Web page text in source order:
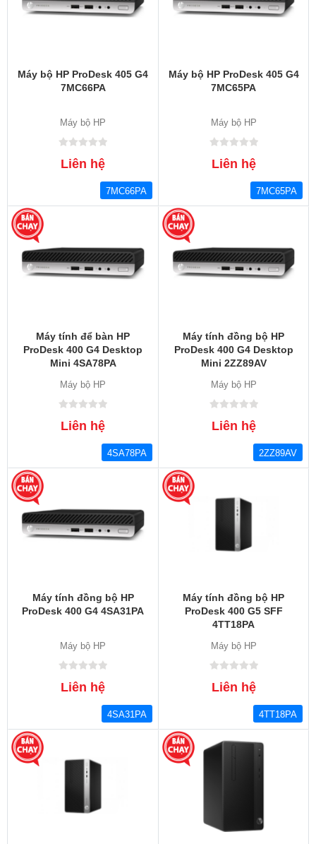
Máy bộ HP ProDesk 405 G4
7MC66PA
Máy bộ HP
Liên hệ
7MC66PA
Máy bộ HP ProDesk 405 G4
7MC65PA
Máy bộ HP
Liên hệ
7MC65PA
Máy tính để bàn HP
ProDesk 400 G4 Desktop
Mini 4SA78PA
Máy bộ HP
Liên hệ
4SA78PA
Máy tính đồng bộ HP
ProDesk 400 G4 Desktop
Mini 2ZZ89AV
Máy bộ HP
Liên hệ
2ZZ89AV
Máy tính đồng bộ HP
ProDesk 400 G4 4SA31PA
Máy bộ HP
Liên hệ
4SA31PA
Máy tính đồng bộ HP
ProDesk 400 G5 SFF
4TT18PA
Máy bộ HP
Liên hệ
4TT18PA